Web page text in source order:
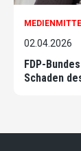
02.04.2026
FDP-
Schaden